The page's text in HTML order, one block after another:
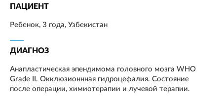
ПАЦИЕНТ
Ребенок, 3 года, Узбекистан
ДИАГНОЗ
Анапластическая эпендимома головного мозга WHO
Grade II. Окклюзионнная гидроцефалия. Состояние
после операции, химиотерапии и лучевой терапии.